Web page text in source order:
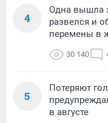
4
Одна вышла
развелся и
перемены в
30 140
5
Потеряют
в августе